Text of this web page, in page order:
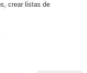
crear listas de